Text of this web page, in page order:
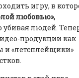
игру, в
любовью»,
убивая людей.
продукции как
и «летсплейщики»